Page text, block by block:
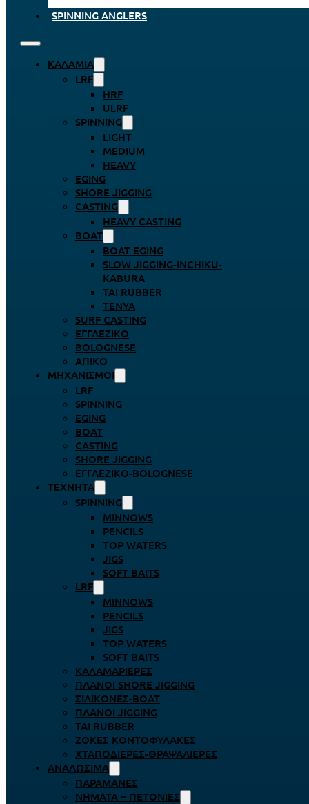
SPINNING ANGLERS
ΚΑΛΆΜΙΑ
LRF
HRF
ULRF
SPINNING
LIGHT
MEDIUM
HEAVY
EGING
SHORE JIGGING
CASTING
HEAVY CASTING
BOAT
BOAT EGING
SLOW JIGGING-INCHIKU-
KABURA
TAI RUBBER
TENYA
SURF CASTING
ΕΓΓΛΈΖΙΚΟ
BOLOGNESE
ΑΠΊΚΟ
ΜΗΧΑΝΙΣΜΟΊ
LRF
SPINNING
EGING
BOAT
CASTING
SHORE JIGGING
ΕΓΓΛΈΖΙΚΟ-BOLOGNESE
ΤΕΧΝΗΤΆ
SPINNING
MINNOWS
PENCILS
TOP WATERS
JIGS
SOFT BAITS
LRF
MINNOWS
PENCILS
JIGS
TOP WATERS
SOFT BAITS
ΚΑΛΑΜΑΡΙΈΡΕΣ
ΠΛΆΝΟΙ SHORE JIGGING
ΣΙΛΙΚΌΝΕΣ-BOAT
ΠΛΆΝΟΙ JIGGING
TAI RUBBER
ΖΌΚΕΣ ΚΟΝΤΟΦΎΛΑΚΕΣ
ΧΤΑΠΟΔΙΈΡΕΣ-ΘΡΑΨΑΛΙΈΡΕΣ
ΑΝΑΛΏΣΙΜΑ
ΠΑΡΑΜΆΝΕΣ
ΝΉΜΑΤΑ – ΠΕΤΟΝΙΈΣ